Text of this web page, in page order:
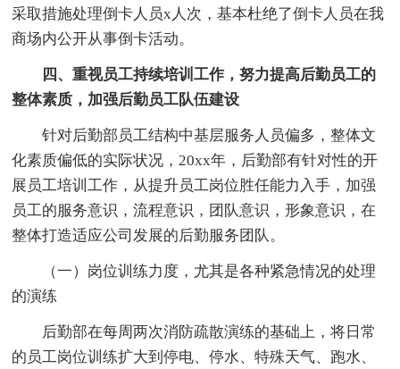
采取措施处理倒卡人员x人次，基本杜绝了倒卡人员在我
商场内公开从事倒卡活动。
四、重视员工持续培训工作，努力提高后勤员工的
整体素质，加强后勤员工队伍建设
针对后勤部员工结构中基层服务人员偏多，整体文
化素质偏低的实际状况，20xx年，后勤部有针对性的开
展员工培训工作，从提升员工岗位胜任能力入手，加强
员工的服务意识，流程意识，团队意识，形象意识，在
整体打造适应公司发展的后勤服务团队。
（一）岗位训练力度，尤其是各种紧急情况的处理
的演练
后勤部在每周两次消防疏散演练的基础上，将日常
的员工岗位训练扩大到停电、停水、特殊天气、跑水、